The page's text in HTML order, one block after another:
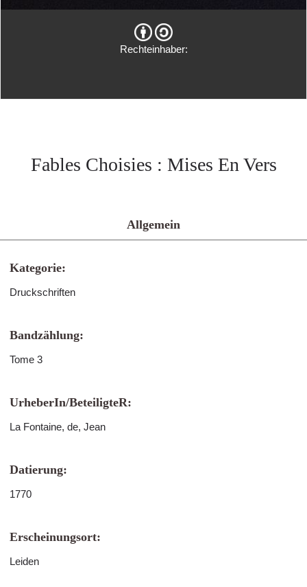
Rechteinhaber:
Fables Choisies : Mises En Vers
Allgemein
Kategorie:
Druckschriften
Bandzählung:
Tome 3
UrheberIn/BeteiligteR:
La Fontaine, de, Jean
Datierung:
1770
Erscheinungsort:
Leiden